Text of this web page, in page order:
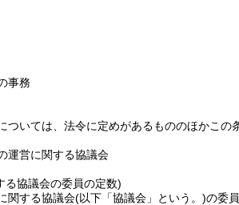
事務
ついては、法令に定めがあるもののほかこの
運営に関する協議会
る協議会の委員の定数)
関する協議会(以下「協議会」という。)の委